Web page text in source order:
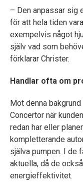
– Den anpassar sig
för att hela tiden
exempelvis något
själv vad som
förklarar Christer.
Handlar ofta om
Mot denna
Concertor när
redan har eller
kompletterande
själva pumpen. I de
aktuella, då de
energieffektivitet.